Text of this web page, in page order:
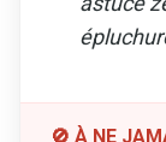
🚫 À NE